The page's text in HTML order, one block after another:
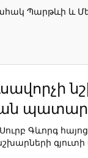
Պարթևի և
Սուրբ Գևորգ